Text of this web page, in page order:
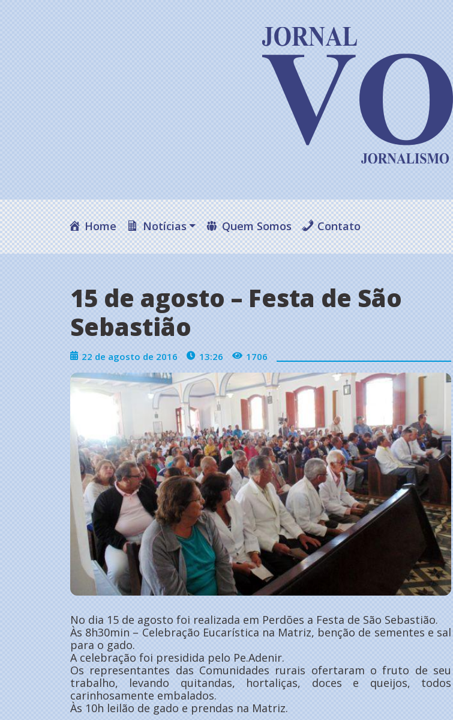
Home Notícias Quem Somos Contato
15 de agosto – Festa de São
Sebastião
22 de agosto de 2016 13:26 1706
No dia 15 de agosto foi realizada em Perdões a Festa de São Sebastião.
Às 8h30min – Celebração Eucarística na Matriz, benção de sementes e sal
para o gado.
A celebração foi presidida pelo Pe.Adenir.
Os representantes das Comunidades rurais ofertaram o fruto de seu
trabalho, levando quitandas, hortaliças, doces e queijos, todos
carinhosamente embalados.
Às 10h leilão de gado e prendas na Matriz.